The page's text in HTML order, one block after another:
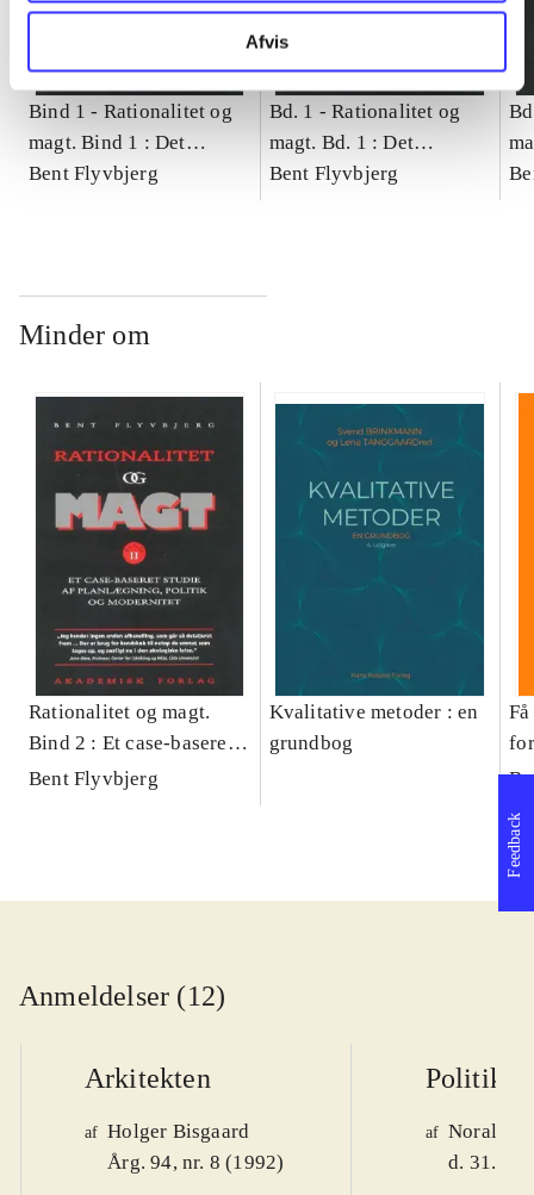
Afvis
Bind 1 - Rationalitet og
magt. Bind 1 : Det
konkretes videnskab
Bent Flyvbjerg
Bd. 1 -Rationalitet og
magt. Bd. 1 : Det
konkretes videnskab
Bent Flyvbjerg
Minder om
Rationalitet og magt.
Bind 2 : Et case-baseret
studie af planlægning,
Bent Flyvbjerg
Kvalitative metoder : en
grundbog
Anmeldelser (12)
Arkitekten
af Holger Bisgaard
Årg. 94, nr. 8 (1992)
Politiken
af Noralv
d. 31.
Feedback